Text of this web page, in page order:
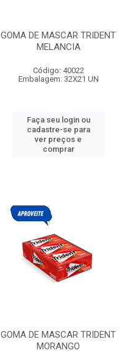
GOMA DE MASCAR TRIDENT
MELANCIA
Código: 40022
Embalagem: 32X21 UN
Faça seu login ou
cadastre-se para
ver preços e
comprar
GOMA DE MASCAR TRIDENT
MORANGO